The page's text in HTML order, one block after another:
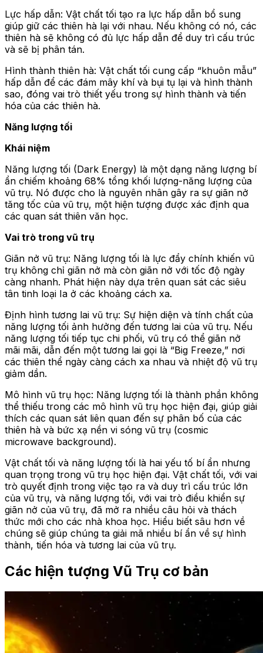
Lực hấp dẫn: Vật chất tối tạo ra lực hấp dẫn bổ sung
giúp giữ các thiên hà lại với nhau. Nếu không có nó, các
thiên hà sẽ không có đủ lực hấp dẫn để duy trì cấu trúc
và sẽ bị phân tán.
Hình thành thiên hà: Vật chất tối cung cấp “khuôn mẫu”
hấp dẫn để các đám mây khí và bụi tụ lại và hình thành
sao, đóng vai trò thiết yếu trong sự hình thành và tiến
hóa của các thiên hà.
Năng lượng tối
Khái niệm
Năng lượng tối (Dark Energy) là một dạng năng lượng bí
ẩn chiếm khoảng 68% tổng khối lượng-năng lượng của
vũ trụ. Nó được cho là nguyên nhân gây ra sự giãn nở
tăng tốc của vũ trụ, một hiện tượng được xác định qua
các quan sát thiên văn học.
Vai trò trong vũ trụ
Giãn nở vũ trụ: Năng lượng tối là lực đẩy chính khiến vũ
trụ không chỉ giãn nở mà còn giãn nở với tốc độ ngày
càng nhanh. Phát hiện này dựa trên quan sát các siêu
tân tinh loại Ia ở các khoảng cách xa.
Định hình tương lai vũ trụ: Sự hiện diện và tính chất của
năng lượng tối ảnh hưởng đến tương lai của vũ trụ. Nếu
năng lượng tối tiếp tục chi phối, vũ trụ có thể giãn nở
mãi mãi, dẫn đến một tương lai gọi là “Big Freeze,” nơi
các thiên thể ngày càng cách xa nhau và nhiệt độ vũ trụ
giảm dần.
Mô hình vũ trụ học: Năng lượng tối là thành phần không
thể thiếu trong các mô hình vũ trụ học hiện đại, giúp giải
thích các quan sát liên quan đến sự phân bố của các
thiên hà và bức xạ nền vi sóng vũ trụ (cosmic
microwave background).
Vật chất tối và năng lượng tối là hai yếu tố bí ẩn nhưng
quan trọng trong vũ trụ học hiện đại. Vật chất tối, với vai
trò quyết định trong việc tạo ra và duy trì cấu trúc lớn
của vũ trụ, và năng lượng tối, với vai trò điều khiển sự
giãn nở của vũ trụ, đã mở ra nhiều câu hỏi và thách
thức mới cho các nhà khoa học. Hiểu biết sâu hơn về
chúng sẽ giúp chúng ta giải mã nhiều bí ẩn về sự hình
thành, tiến hóa và tương lai của vũ trụ.
Các hiện tượng Vũ Trụ cơ bản